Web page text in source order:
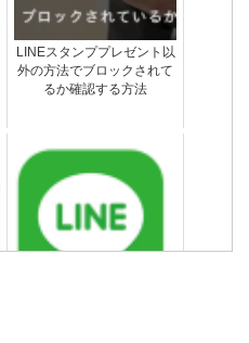
LINEスタンププレゼント以
外の方法でブロックされて
るか確認する方法